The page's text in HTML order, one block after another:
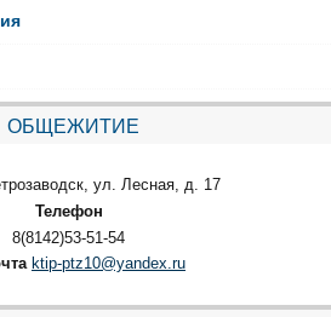
ОБЩЕЖИТИЕ
ул. Лесная, д. 17
Телефон
8(8142)53-51-54
ktip-ptz10@yandex.ru